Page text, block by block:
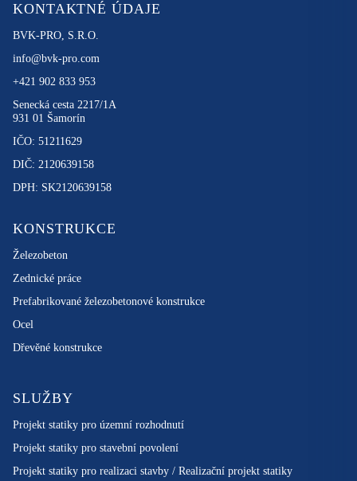
KONTAKTNÉ ÚDAJE
BVK-PRO, S.R.O.
info@bvk-pro.com
+421 902 833 953
Senecká cesta 2217/1A
931 01 Šamorín
IČO: 51211629
DIČ: 2120639158
DPH: SK2120639158
KONSTRUKCE
Železobeton
Zednické práce
Prefabrikované železobetonové konstrukce
Ocel
Dřevěné konstrukce
SLUŽBY
Projekt statiky pro územní rozhodnutí
Projekt statiky pro stavební povolení
Projekt statiky pro realizaci stavby / Realizační projekt statiky